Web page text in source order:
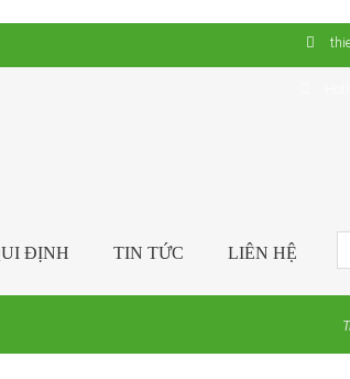
ĐỊNH TIN TỨC LIÊN HỆ